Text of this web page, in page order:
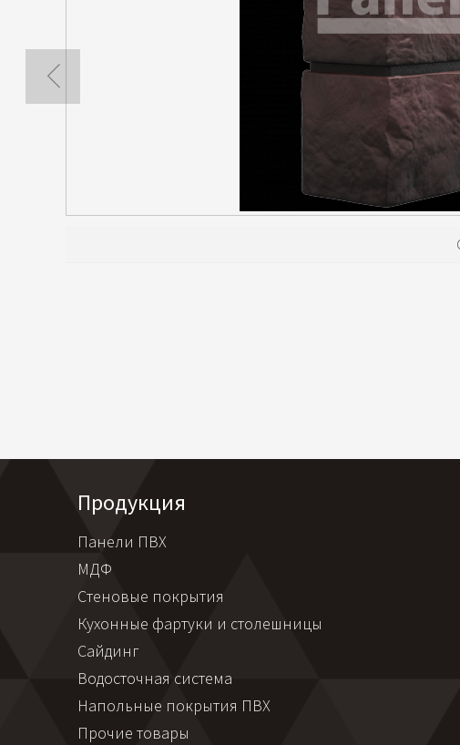
Продукция
Панели ПВХ
МДФ
Стеновые покрытия
Кухонные фартуки и столешницы
Сайдинг
Водосточная система
Напольные покрытия ПВХ
Прочие товары